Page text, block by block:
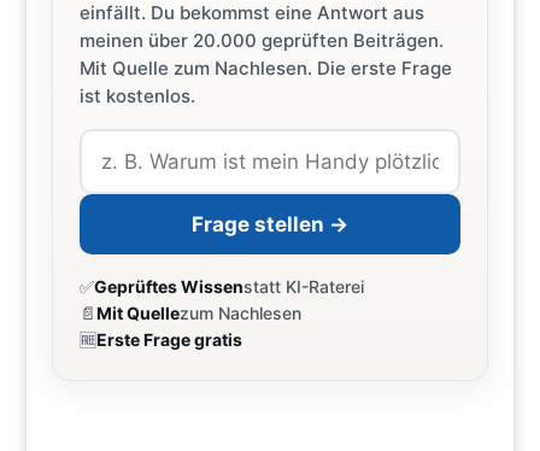
einfällt. Du bekommst eine Antwort aus
meinen über 20.000 geprüften Beiträgen.
Mit Quelle zum Nachlesen. Die erste Frage
ist kostenlos.
Frage stellen →
✅Geprüftes Wissenstatt KI-Raterei
📄Mit Quellezum Nachlesen
🆓Erste Frage gratis